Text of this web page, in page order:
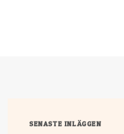
SENASTE INLÄGGEN